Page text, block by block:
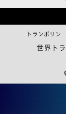
世界ト
トランポリ